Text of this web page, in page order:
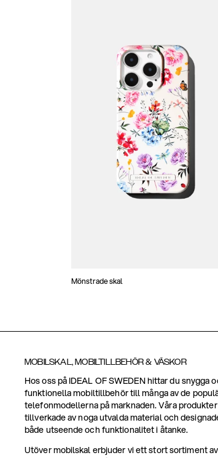
Mönstrade skal
MOBILSKAL, MOBILTILLBEHÖR & VÄSKOR
Hos oss på IDEAL OF SWEDEN hittar du snygga
funktionella mobiltillbehör till många av de
telefonmodellerna på marknaden. Våra
tillverkade av noga utvalda material och
både utseende och funktionalitet i åtanke.
Utöver mobilskal erbjuder vi ett stort sortiment